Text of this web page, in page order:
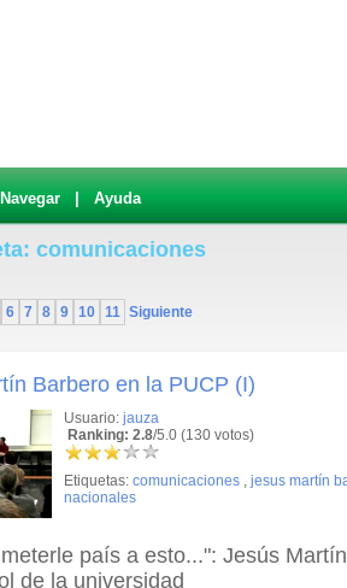
Navegar Ayuda
comunicaciones
6 7 8 9 10 11 Siguiente
Barbero en la PUCP (I)
Usuario: jauza
Ranking: 2.8/5.0 (130 votos)
Etiquetas: comunicaciones , jesus martín
nacionales
país a esto...": Jesús
de la universidad